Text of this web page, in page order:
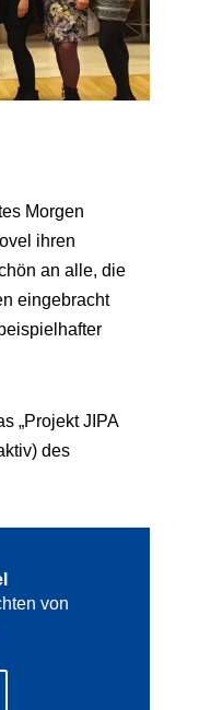
Morgen
ihren
an alle, die
eingebracht
„Projekt JIPA
des
von